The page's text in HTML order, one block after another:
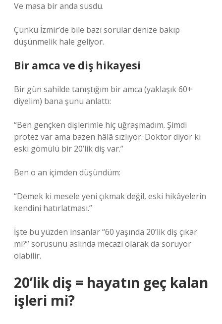
Ve masa bir anda susdu.
Çünkü İzmir’de bile bazı sorular denize bakıp
düşünmelik hale geliyor.
Bir amca ve diş hikayesi
Bir gün sahilde tanıştığım bir amca (yaklaşık 60+
diyelim) bana şunu anlattı:
“Ben gençken dişlerimle hiç uğraşmadım. Şimdi
protez var ama bazen hâlâ sızlıyor. Doktor diyor ki
eski gömülü bir 20’lik diş var.”
Ben o an içimden düşündüm:
“Demek ki mesele yeni çıkmak değil, eski hikâyelerin
kendini hatırlatması.”
İşte bu yüzden insanlar “60 yaşında 20’lik diş çıkar
mı?” sorusunu aslında mecazi olarak da soruyor
olabilir.
20’lik diş = hayatın geç kalan
işleri mi?